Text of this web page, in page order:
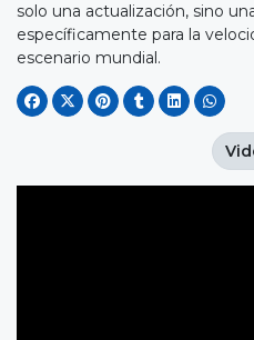
solo una actualización, sino
específicamente para la
escenario mundial.